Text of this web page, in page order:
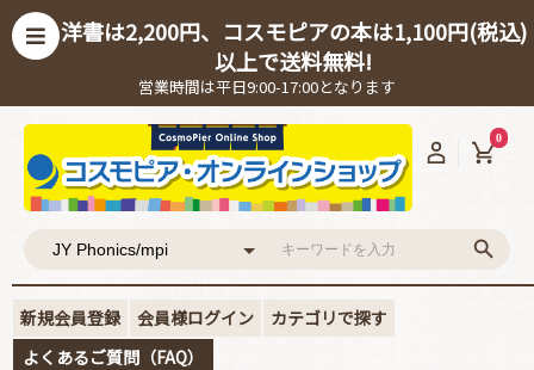
洋書は2,200円、コスモピアの本は1,100円(税込)
以上で送料無料!
営業時間は平日9:00-17:00となります
0
新規会員登録 会員様ログイン
カテゴリで探す
よくあるご質問（FAQ）